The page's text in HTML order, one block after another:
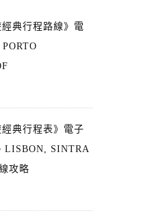
經典行程路線》電
經典行程表》電子
LISBON, SINTRA
攻略